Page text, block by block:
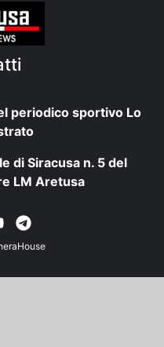
periodico sportivo Lo
di Siracusa n. 5 del
LM Aretusa